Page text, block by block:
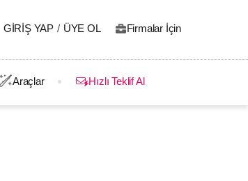
GIRIŞ YAP / ÜYE OL Firmalar İçin
Araçlar Hızlı Teklif Al